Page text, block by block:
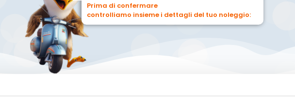
Prima di confermare
controlliamo insieme i dettagli del tuo noleggio:
PreOrdine n° 505631